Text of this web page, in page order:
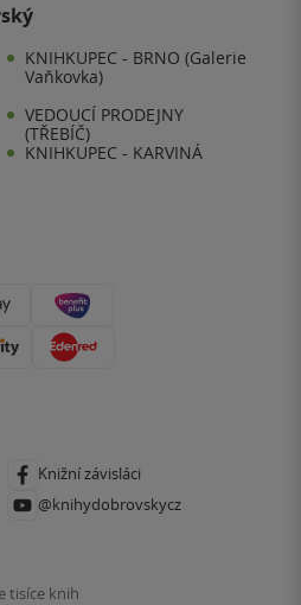
KNIHKUPEC - BRNO (Galerie
Vaňkovka)
VEDOUCÍ PRODEJNY
(TŘEBÍČ)
KNIHKUPEC - KARVINÁ
Knižní závisláci
@knihydobrovskycz
tisíce knih